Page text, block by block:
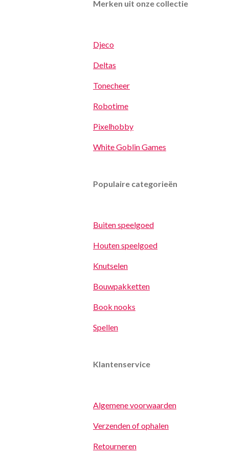
Merken uit onze collectie
Djeco
Deltas
Tonecheer
Robotime
Pixelhobby
White Goblin Games
Populaire categorieën
Buiten speelgoed
Houten speelgoed
Knutselen
Bouwpakketten
Book nooks
Spellen
Klantenservice
Algemene voorwaarden
Verzenden of ophalen
Retourneren